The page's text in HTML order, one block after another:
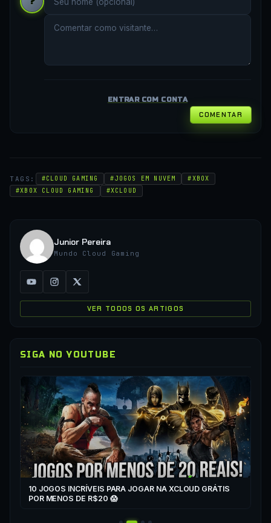
ENTRAR COM CONTA
COMENTAR
TAGS: #CLOUD GAMING #JOGOS EM NUVEM
#XBOX
#XBOX CLOUD GAMING
#XCLOUD
Junior Pereira
Mundo Cloud Gaming
VER TODOS OS ARTIGOS
SIGA NO YOUTUBE
10 JOGOS INCRÍVEIS PARA JOGAR NA XCLOUD GRÁTIS
POR MENOS DE R$20 😱